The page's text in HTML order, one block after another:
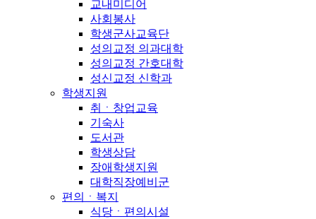
교내미디어
사회봉사
학생군사교육단
성의교정 의과대학
성의교정 간호대학
성신교정 신학과
학생지원
취ㆍ창업교육
기숙사
도서관
학생상담
장애학생지원
대학직장예비군
편의ㆍ복지
식당ㆍ편의시설